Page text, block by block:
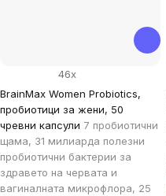
BrainMax Women Probiotics,
пробиотици за жени, 50
чревни капсули 7 пробиотични
щама, 31 милиарда полезни
пробиотични бактерии за
здравето на червата и
вагиналната микрофлора, 25
46x